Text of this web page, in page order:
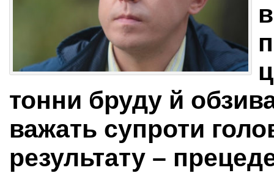
тонни бруду й
важать супроти
результату –